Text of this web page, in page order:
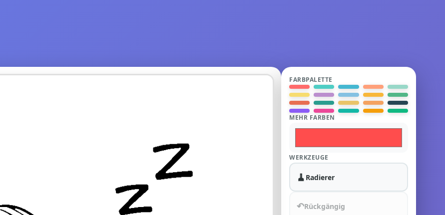
FARBPALETTE
MEHR FARBEN
WERKZEUGE
🧹 Radierer
↶Rückgängig